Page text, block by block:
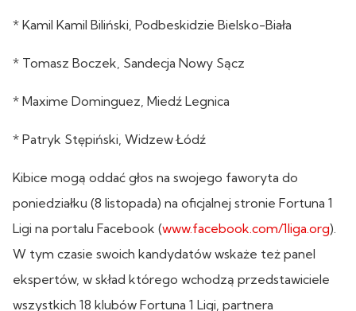
* Kamil Kamil Biliński, Podbeskidzie Bielsko-Biała
* Tomasz Boczek, Sandecja Nowy Sącz
* Maxime Dominguez, Miedź Legnica
* Patryk Stępiński, Widzew Łódź
Kibice mogą oddać głos na swojego faworyta do
poniedziałku (8 listopada) na oficjalnej stronie Fortuna 1
Ligi na portalu Facebook (www.facebook.com/1liga.org).
W tym czasie swoich kandydatów wskaże też panel
ekspertów, w skład którego wchodzą przedstawiciele
wszystkich 18 klubów Fortuna 1 Ligi, partnera